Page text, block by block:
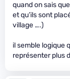
quand on sais
et qu’ils sont
village ….)
il semble logique
représenter plus